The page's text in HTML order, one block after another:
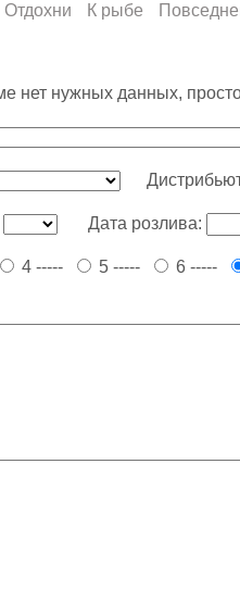
Отдохни К рыбе
нет нужных данных,
Дата розлива:
4 ----- 5 ----- 6 -----